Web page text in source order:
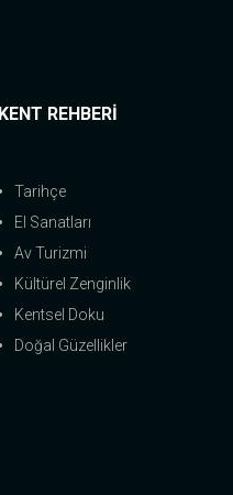
KENT REHBERİ
Tarihçe
El Sanatları
Av Turizmi
Kültürel Zenginlik
Kentsel Doku
Doğal Güzellikler